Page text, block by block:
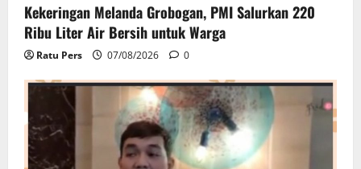
Kekeringan Melanda Grobogan, PMI Salurkan 220
Ribu Liter Air Bersih untuk Warga
Ratu Pers 07/08/2026 0